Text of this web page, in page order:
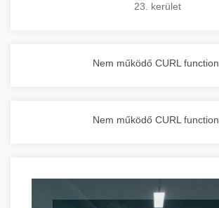
23. kerület
Nem működő CURL function.
Nem működő CURL function.